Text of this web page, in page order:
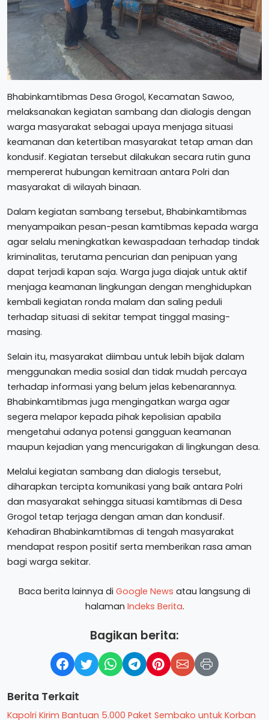
Bhabinkamtibmas Desa Grogol, Kecamatan Sawoo,
melaksanakan kegiatan sambang dan dialogis dengan
warga masyarakat sebagai upaya menjaga situasi
keamanan dan ketertiban masyarakat tetap aman dan
kondusif. Kegiatan tersebut dilakukan secara rutin guna
mempererat hubungan kemitraan antara Polri dan
masyarakat di wilayah binaan.
Dalam kegiatan sambang tersebut, Bhabinkamtibmas
menyampaikan pesan-pesan kamtibmas kepada warga
agar selalu meningkatkan kewaspadaan terhadap tindak
kriminalitas, terutama pencurian dan penipuan yang
dapat terjadi kapan saja. Warga juga diajak untuk aktif
menjaga keamanan lingkungan dengan menghidupkan
kembali kegiatan ronda malam dan saling peduli
terhadap situasi di sekitar tempat tinggal masing-
masing.
Selain itu, masyarakat diimbau untuk lebih bijak dalam
menggunakan media sosial dan tidak mudah percaya
terhadap informasi yang belum jelas kebenarannya.
Bhabinkamtibmas juga mengingatkan warga agar
segera melapor kepada pihak kepolisian apabila
mengetahui adanya potensi gangguan keamanan
maupun kejadian yang mencurigakan di lingkungan desa.
Melalui kegiatan sambang dan dialogis tersebut,
diharapkan tercipta komunikasi yang baik antara Polri
dan masyarakat sehingga situasi kamtibmas di Desa
Grogol tetap terjaga dengan aman dan kondusif.
Kehadiran Bhabinkamtibmas di tengah masyarakat
mendapat respon positif serta memberikan rasa aman
bagi warga sekitar.
Baca berita lainnya di Google News atau langsung di
halaman Indeks Berita.
Bagikan berita:
Berita Terkait
Kapolri Kirim Bantuan 5.000 Paket Sembako untuk Korban